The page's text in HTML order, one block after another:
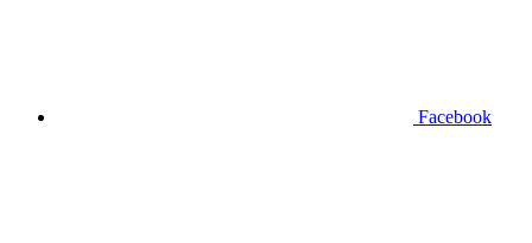
Facebook